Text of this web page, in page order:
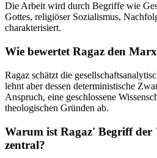
Die Arbeit wird durch Begriffe wie
Gottes, religiöser Sozialismus,
charakterisiert.
Wie bewertet Ragaz den
Ragaz schätzt die
lehnt aber dessen deterministische
Anspruch, eine geschlossene
theologischen Gründen ab.
Warum ist Ragaz' Begriff
zentral?